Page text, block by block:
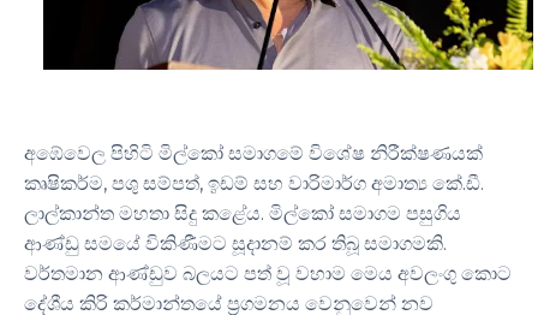
අඹේවෙල පිහිටි මිල්කෝ සමාගමේ විශේෂ නිරීක්ෂණයක්
කෘෂිකර්ම, පශු සම්පත්, ඉඩම් සහ වාරිමාර්ග අමාත්‍ය කේ.ඩී.
ලාල්කාන්ත මහතා සිදු කළේය. මිල්කෝ සමාගම පසුගිය
ආණ්ඩු සමයේ විකිණීමට සූදානම් කර තිබූ සමාගමකි.
වර්තමාන ආණ්ඩුව බලයට පත් වූ වහාම මෙය අවලංගු කොට
දේශීය කිරි කර්මාන්තයේ ප්‍රගමනය වෙනුවෙන් නව